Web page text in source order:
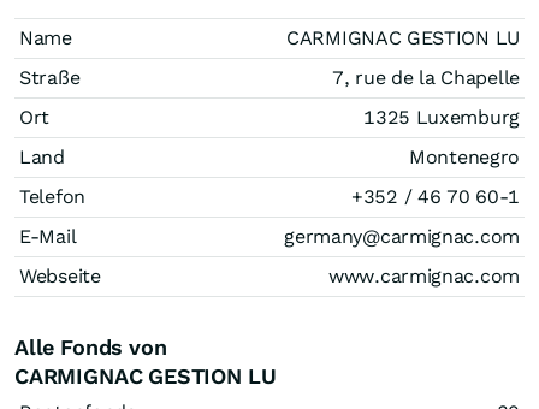
Name
CARMIGNAC GESTION LU
Straße
7, rue de la Chapelle
Ort
1325 Luxemburg
Land
Montenegro
Telefon
+352 / 46 70 60-1
E-Mail
germany@carmignac.com
Webseite
www.carmignac.com
Alle Fonds von
CARMIGNAC GESTION LU